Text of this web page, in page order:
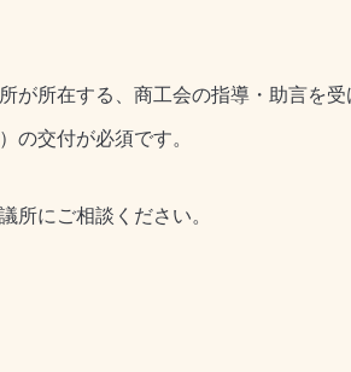
所在する、商工会の指導・助言を受
の交付が必須です。
所にご相談ください。